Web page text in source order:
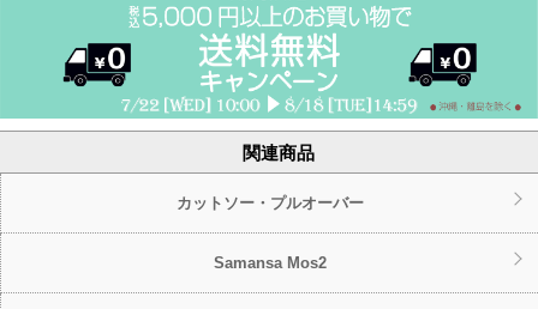
関連商品
カットソー・プルオーバー
Samansa Mos2